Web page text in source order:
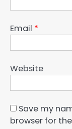
Email *
Website
Save my
browser for